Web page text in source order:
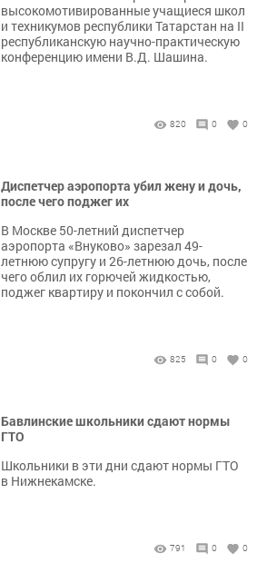
высокомотивированные учащиеся школ
и техникумов республики Татарстан на II
республиканскую научно-практическую
конференцию имени В.Д. Шашина.
820 0 0
Диспетчер аэропорта убил жену и дочь,
после чего поджег их
В Москве 50-летний диспетчер
аэропорта «Внуково» зарезал 49-
летнюю супругу и 26-летнюю дочь, после
чего облил их горючей жидкостью,
поджег квартиру и покончил с собой.
825 0 0
Бавлинские школьники сдают нормы
ГТО
Школьники в эти дни сдают нормы ГТО
в Нижнекамске.
791 0 0